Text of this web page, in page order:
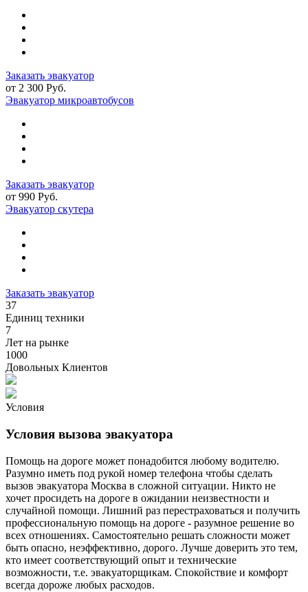
Заказать эвакуатор
от 2 300 Руб.
Эвакуатор микроавтобусов
Заказать эвакуатор
от 990 Руб.
Эвакуатор скутера
Заказать эвакуатор
37
Единиц техники
7
Лет на рынке
1000
Довольных Клиентов
Условия
Условия вызова эвакуатора
Помощь на дороге может понадобится любому водителю.
Разумно иметь под рукой номер телефона чтобы сделать
вызов эвакуатора Москва в сложной ситуации. Никто не
хочет просидеть на дороге в ожидании неизвестности и
случайной помощи. Лишний раз перестраховаться и получить
профессиональную помощь на дороге - разумное решение во
всех отношениях. Самостоятельно решать сложности может
быть опасно, неэффективно, дорого. Лучше доверить это тем,
кто имеет соответствующий опыт и технические
возможности, т.е. эвакуаторщикам. Спокойствие и комфорт
всегда дороже любых расходов.